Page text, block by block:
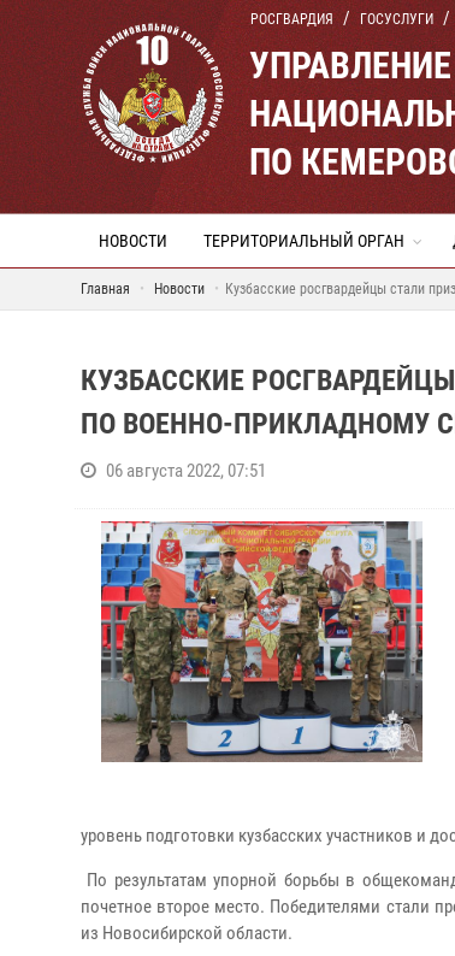
РОСГВАРДИЯ ГОСУСЛУГИ
ПО
НОВОСТИ ТЕРРИТОРИАЛЬНЫЙ ОРГАН
Главная Новости Кузбасские росгвардейцы стали
КУЗБАССКИЕ
ПО ВОЕННО-ПРИКЛАДНОМУ
06 августа 2022, 07:51
уровень подготовки кузбасских участников и
По результатам упорной борьбы в
почетное второе место. Победителями стали
из Новосибирской области.